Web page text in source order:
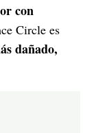
con
Circle es
dañado,